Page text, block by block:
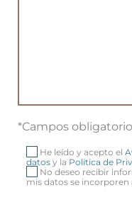
*Campos
He leído y acepto el
datos y la Política de
No deseo recibir
mis datos se incorporen